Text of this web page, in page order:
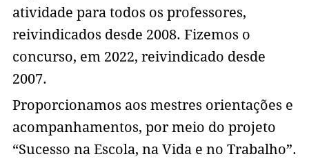
atividade para todos os professores,
reivindicados desde 2008. Fizemos o
concurso, em 2022, reivindicado desde
2007.
Proporcionamos aos mestres orientações e
acompanhamentos, por meio do projeto
“Sucesso na Escola, na Vida e no Trabalho”.